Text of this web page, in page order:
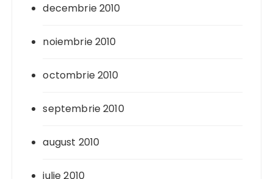
decembrie 2010
noiembrie 2010
octombrie 2010
septembrie 2010
august 2010
iulie 2010